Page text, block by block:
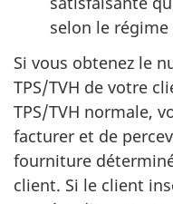
selon le régime
Si vous obtenez le
TPS/TVH de votre
TPS/TVH normale,
facturer et de
fourniture
client. Si le client